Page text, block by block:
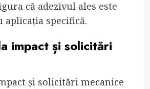
că adezivul ales este
aplicația specifică.
impact și solicitări
și solicitări mecanice